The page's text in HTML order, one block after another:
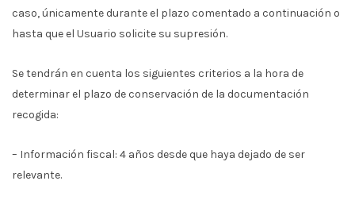
caso, únicamente durante el plazo comentado a continuación o
hasta que el Usuario solicite su supresión.
Se tendrán en cuenta los siguientes criterios a la hora de
determinar el plazo de conservación de la documentación
recogida:
– Información fiscal: 4 años desde que haya dejado de ser
relevante.